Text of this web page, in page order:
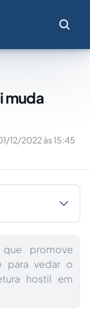
muda
12/2022 às 15:45
promove
para vedar o
hostil em